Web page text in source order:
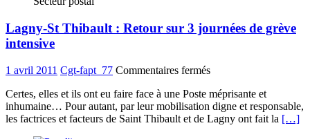
Lagny-St Thibault : Retour sur 3 journées de grève
intensive
1 avril 2011 Cgt-fapt_77 Commentaires ferméssur
St
Thibault
:
Certes, elles et ils ont eu faire face à une Poste méprisante et
inhumaine… Pour autant, par leur mobilisation digne et responsable,
les factrices et facteurs de Saint Thibault et de Lagny ont fait la […]